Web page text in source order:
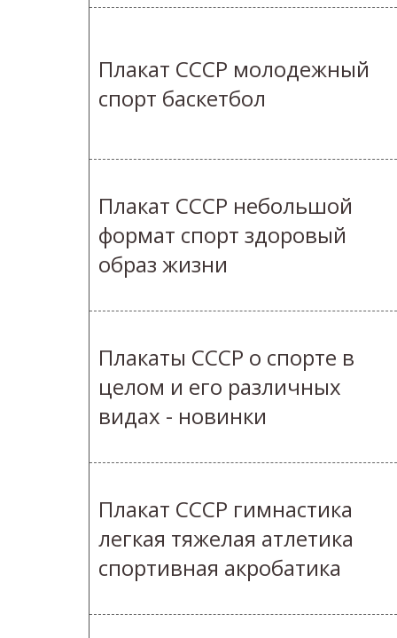
Плакат СССР молодежный
спорт баскетбол
Плакат СССР небольшой
формат спорт здоровый
образ жизни
Плакаты СССР о спорте в
целом и его различных
видах - новинки
Плакат СССР гимнастика
легкая тяжелая атлетика
спортивная акробатика